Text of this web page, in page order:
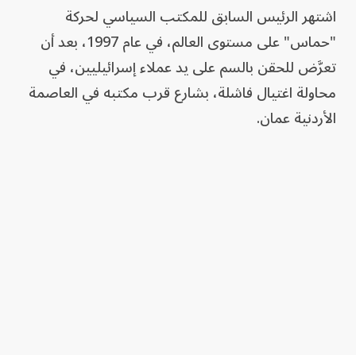
اشتهر الرئيس السابق للمكتب السياسي لحركة
"حماس" على مستوى العالم، في عام 1997، بعد أن
تعرَّض للحقن بالسم على يد عملاء إسرائيليين، في
محاولة اغتيال فاشلة، بشارع قرب مكتبه في العاصمة
الأردنية عمان.